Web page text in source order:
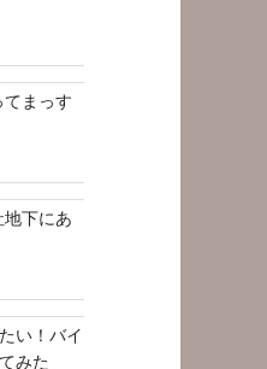
まっす
下にあ
い！バイ
みた